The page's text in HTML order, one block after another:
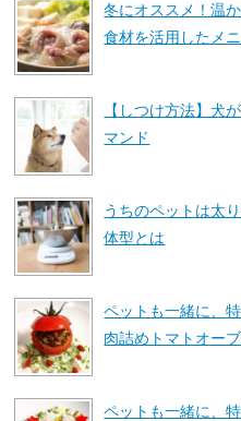
冬にオススメ！温
食材を活用したメニ
【しつけ方法】犬
マンド
うちのペットは太
体型とは
ペットも一緒に、
肉詰めトマトオー
ペットも一緒に、